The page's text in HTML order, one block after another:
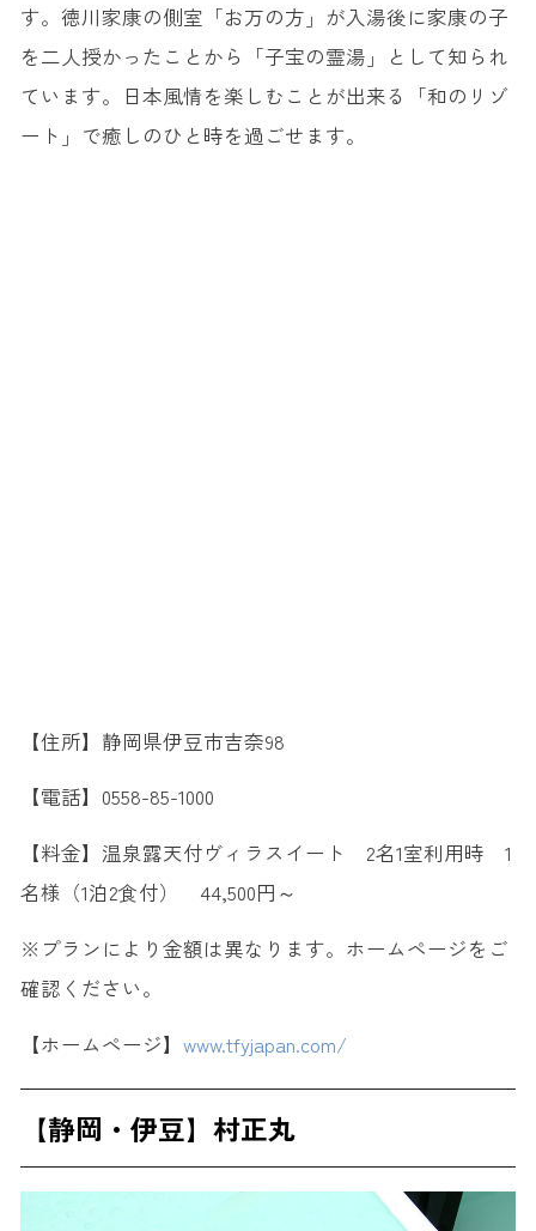
す。徳川家康の側室「お万の方」が入湯後に家康の子
を二人授かったことから「子宝の霊湯」として知られ
ています。日本風情を楽しむことが出来る「和のリゾ
ート」で癒しのひと時を過ごせます。
【住所】静岡県伊豆市吉奈98
【電話】0558-85-1000
【料金】温泉露天付ヴィラスイート 2名1室利用時 1
名様（1泊2食付） 44,500円～
※プランにより金額は異なります。ホームページをご
確認ください。
【ホームページ】 www.tfyjapan.com/
【静岡・伊豆】村正丸